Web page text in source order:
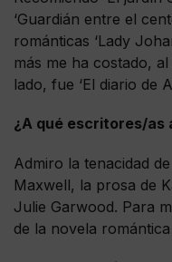
‘Guardián entre el
románticas ‘Lady
más me ha costado,
lado, fue ‘El diario de
¿A qué escritores/as
Admiro la tenacidad
Maxwell, la prosa de
Julie Garwood. Para
de la novela